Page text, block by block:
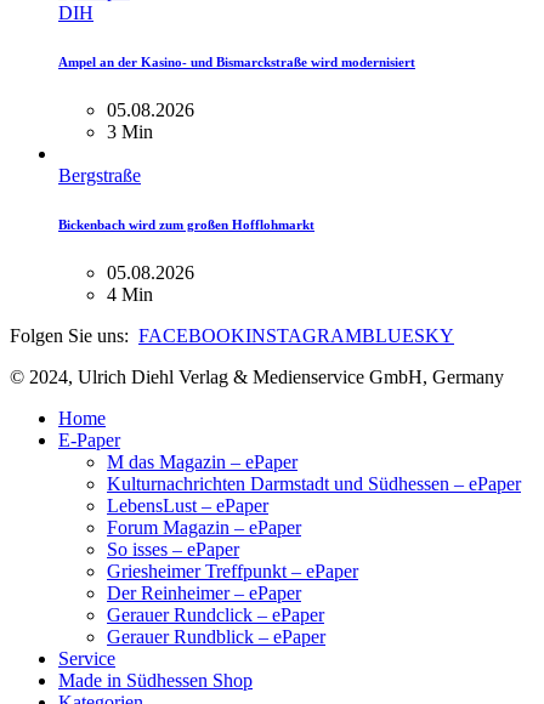
DIH
Ampel an der Kasino- und Bismarckstraße wird modernisiert
05.08.2026
3 Min
Bergstraße
Bickenbach wird zum großen Hofflohmarkt
05.08.2026
4 Min
Folgen Sie uns: FACEBOOKINSTAGRAMBLUESKY
© 2024, Ulrich Diehl Verlag & Medienservice GmbH, Germany
Home
E-Paper
M das Magazin – ePaper
Kulturnachrichten Darmstadt und Südhessen – ePaper
LebensLust – ePaper
Forum Magazin – ePaper
So isses – ePaper
Griesheimer Treffpunkt – ePaper
Der Reinheimer – ePaper
Gerauer Rundclick – ePaper
Gerauer Rundblick – ePaper
Service
Made in Südhessen Shop